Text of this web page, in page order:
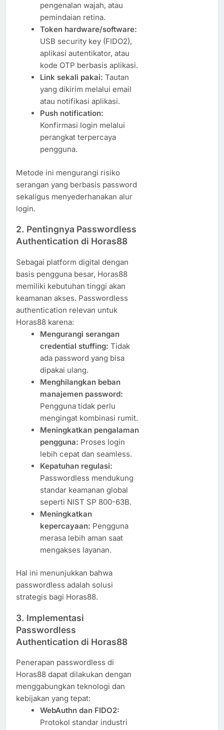
pengenalan wajah, atau
pemindaian retina.
Token hardware/software:
USB security key (FIDO2),
aplikasi autentikator, atau
kode OTP berbasis aplikasi.
Link sekali pakai: Tautan
yang dikirim melalui email
atau notifikasi aplikasi.
Push notification:
Konfirmasi login melalui
perangkat terpercaya
pengguna.
Metode ini mengurangi risiko
serangan yang berbasis password
sekaligus menyederhanakan alur
login.
2. Pentingnya Passwordless
Authentication di Horas88
Sebagai platform digital dengan
basis pengguna besar, Horas88
memiliki kebutuhan tinggi akan
keamanan akses. Passwordless
authentication relevan untuk
Horas88 karena:
Mengurangi serangan
credential stuffing: Tidak
ada password yang bisa
dipakai ulang.
Menghilangkan beban
manajemen password:
Pengguna tidak perlu
mengingat kombinasi rumit.
Meningkatkan pengalaman
pengguna: Proses login
lebih cepat dan seamless.
Kepatuhan regulasi:
Passwordless mendukung
standar keamanan global
seperti NIST SP 800-63B.
Meningkatkan
kepercayaan: Pengguna
merasa lebih aman saat
mengakses layanan.
Hal ini menunjukkan bahwa
passwordless adalah solusi
strategis bagi Horas88.
3. Implementasi
Passwordless
Authentication di Horas88
Penerapan passwordless di
Horas88 dapat dilakukan dengan
menggabungkan teknologi dan
kebijakan yang tepat:
WebAuthn dan FIDO2:
Protokol standar industri